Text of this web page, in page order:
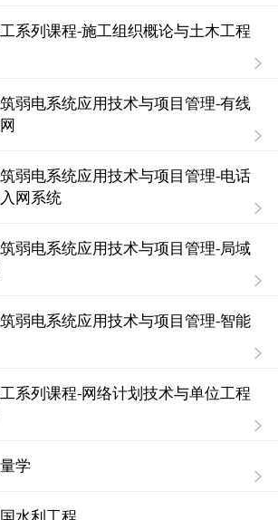
系列课程-施工组织概论与土木工程
弱电系统应用技术与项目管理-有线
弱电系统应用技术与项目管理-电话
网系统
弱电系统应用技术与项目管理-局域
弱电系统应用技术与项目管理-智能
系列课程-网络计划技术与单位工程
学